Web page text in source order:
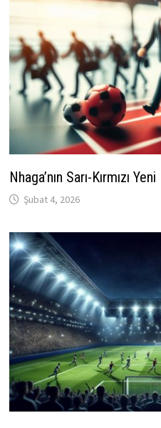
Nhaga’nın Sarı-Kırmızı
Şubat 4, 2026